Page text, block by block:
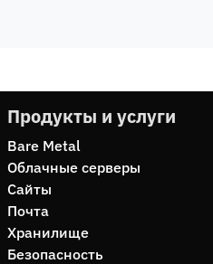
Продукты и услуги
Bare Metal
Облачные серверы
Сайты
Почта
Хранилище
Безопасность